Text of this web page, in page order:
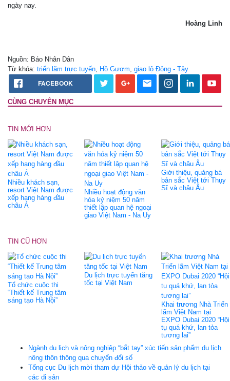
ngày nay.
Hoàng Linh
Nguồn: Báo Nhân Dân
Từ khóa: triển lãm trực tuyến Hồ Gươm giao lộ Đông - Tây
FACEBOOK
CÙNG CHUYÊN MỤC
TIN MỚI HƠN
Nhiều khách sạn,
resort Việt Nam được
xếp hạng hàng đầu
châu Á
Nhiều hoạt động văn
hóa kỷ niệm 50 năm
thiết lập quan hệ ngoại
giao Việt Nam - Na Uy
Giới thiệu, quảng bá
bản sắc Việt tới Thụy
Sĩ và châu Âu
TIN CŨ HƠN
Tổ chức cuộc thi
“Thiết kế Trung tâm
sáng tạo Hà Nội”
Du lịch trực tuyến tăng
tốc tại Việt Nam
Khai trương Nhà Triển
lãm Việt Nam tại
EXPO Dubai 2020 “Hội
tụ quá khứ, lan tỏa
tương lai”
Ngành du lịch và nông nghiệp “bắt tay” xúc tiến sản phẩm du lịch
nông thôn thông qua chuyển đổi số
Tổng cục Du lịch mời tham dự Hội thảo về quản lý du lịch tại
các di sản